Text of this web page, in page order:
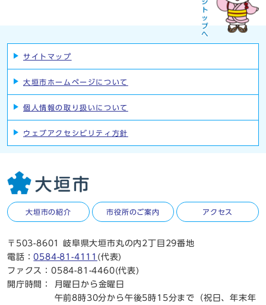
サイトマップ
大垣市ホームページについて
個人情報の取り扱いについて
ウェブアクセシビリティ方針
大垣市の紹介 市役所のご案内 アクセス
〒503-8601 岐阜県大垣市丸の内2丁目29番地
電話：0584-81-4111 (代表)
ファクス：0584-81-4460(代表)
開庁時間：
月曜日から金曜日
午前8時30分から午後5時15分まで（祝日、年末年